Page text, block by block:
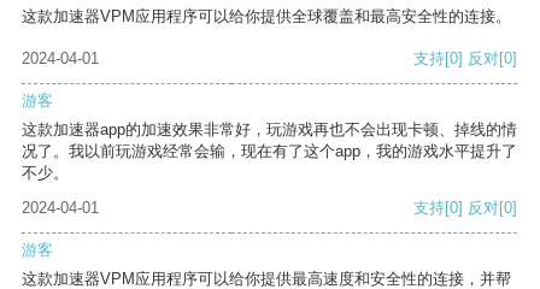
这款加速器VPM应用程序可以给你提供全球覆盖和最高安全性的连接。
2024-04-01 支持[0] 反对[0]
游客
这款加速器app的加速效果非常好，玩游戏再也不会出现卡顿、掉线的情
况了。我以前玩游戏经常会输，现在有了这个app，我的游戏水平提升了
不少。
2024-04-01
支持[0] 反对[0]
游客
这款加速器VPM应用程序可以给你提供最高速度和安全性的连接，并帮